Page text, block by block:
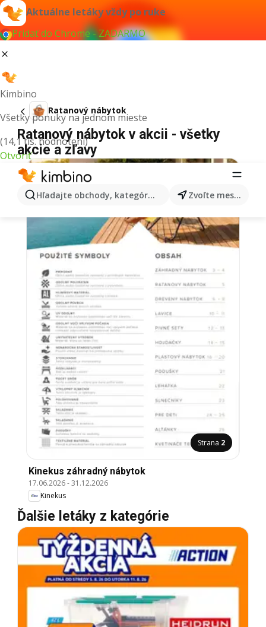
Aktuálne letáky vždy po ruke
Pridať do Chrome - ZADARMO
Kimbino
Všetky ponuky na jednom mieste
(14,1 tis. hodnotení)
Otvoriť
Hľadajte obchody, kategórie, produkty... Zvoľte mesto
Ratanový nábytok
Ratanový nábytok v akcii - všetky
akcie a zľavy
Strana 2
Kinekus záhradný nábytok
17.06.2026-31.12.2026
Kinekus
Ďalšie letáky z kategórie